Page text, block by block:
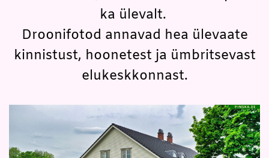
ka ülevalt.
Droonifotod annavad hea ülevaate
kinnistust, hoonetest ja ümbritsevast
elukeskkonnast.